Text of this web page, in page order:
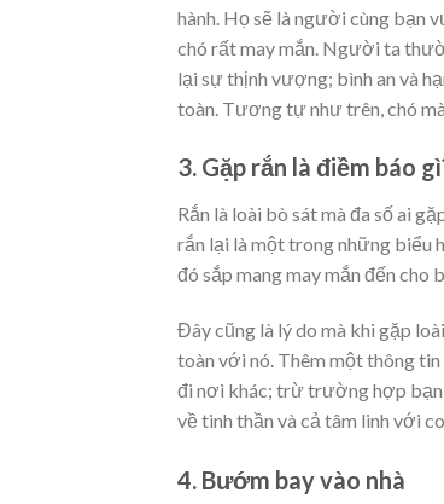
hành. Họ sẽ là người cùng bạn
chó rất may mắn. Người ta
lại sự thịnh vượng; bình an và
toàn. Tương tự như trên, chó
3. Gặp rắn là điềm báo
Rắn là loài bò sát mà đa số ai
rắn lại là một trong những biểu
đó sắp mang may mắn đến cho
Đây cũng là lý do mà khi gặp
toàn với nó. Thêm một thông
đi nơi khác; trừ trường hợp bạn
về tinh thần và cả tâm linh với
4. Bướm bay vào nhà